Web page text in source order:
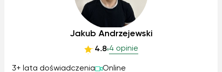
Jakub Andrzejewski
4.8 4 opinie
3+ lata doświadczenia Online